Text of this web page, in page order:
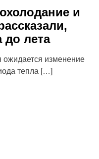
и
до лета
изменение
тепла […]